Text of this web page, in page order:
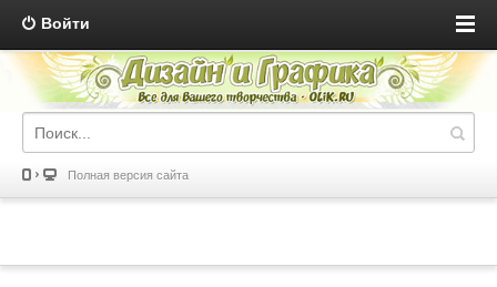
Войти
Полная версия сайта